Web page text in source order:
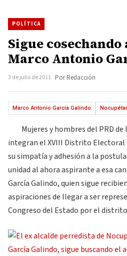
POLÍTICA
Sigue
Marco Antonio
3 de julio de 2011 Por Redacción
Marco Antonio García Galindo
Mujeres y hombres del PRD de
integran el XVIII Distrito
su simpatía y adhesión a la
unidad al ahora aspirante a esa
García Galindo, quien sigue
aspiraciones de llegar a ser
Congreso del Estado por el